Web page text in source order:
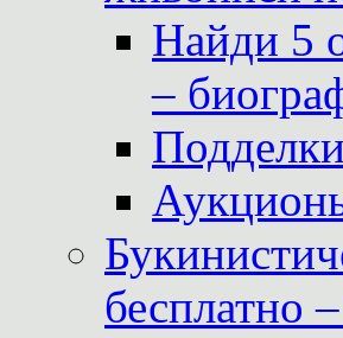
Найди 5
–
бесплатно